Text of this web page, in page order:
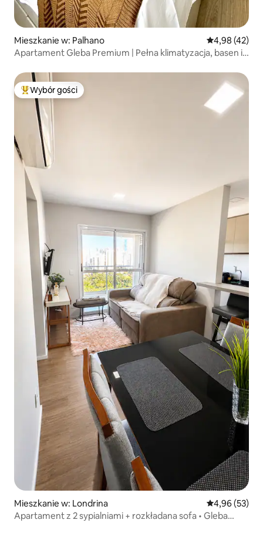
Mieszkanie w: Palhano Średnia
4,98 (42)
Apartament Gleba Premium | Pełna klimatyzacja, basen i
Najpopularniejsze z kategorii Wybór gości
Wybór gości
Mieszkanie w: Londrina Średnia
4,96 (53)
Apartament z 2 sypialniami + rozkładana sofa • Gleba